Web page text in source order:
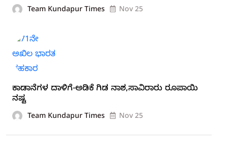
Team Kundapur Times Nov 25
ಕಾಡಾನೆಗಳ ದಾಳಿಗೆ-ಅಡಿಕೆ ಗಿಡ ನಾಶ,ಸಾವಿರಾರು ರೂಪಾಯಿ
ನಷ್ಟ
Team Kundapur Times Nov 25